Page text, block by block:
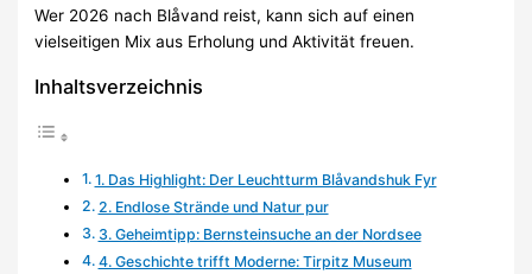
Wer 2026 nach Blåvand reist, kann sich auf einen
vielseitigen Mix aus Erholung und Aktivität freuen.
Inhaltsverzeichnis
1. Das Highlight: Der Leuchtturm Blåvandshuk Fyr
2. Endlose Strände und Natur pur
3. Geheimtipp: Bernsteinsuche an der Nordsee
4. Geschichte trifft Moderne: Tirpitz Museum